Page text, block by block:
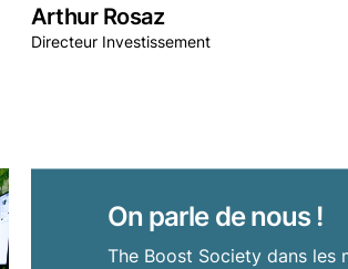
Arthur Rosaz
Directeur Investissement
On parle de nous !
The Boost Society dans les